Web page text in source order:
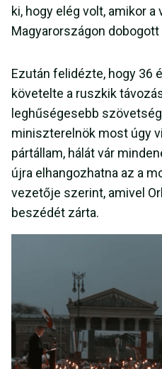
ki, hogy elég volt, amikor a
Magyarországon
Ezután felidézte, hogy 36
követelte a ruszkik
leghűségesebb
miniszterelnök most úgy
pártállam, hálát vár
újra elhangozhatna az a
vezetője szerint, amivel
beszédét zárta.